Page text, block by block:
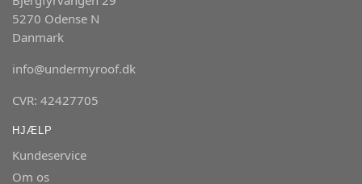
5270 Odense N
Danmark
info@undermyroof.dk
CVR: 42427705
HJÆLP
Kundeservice
Om os